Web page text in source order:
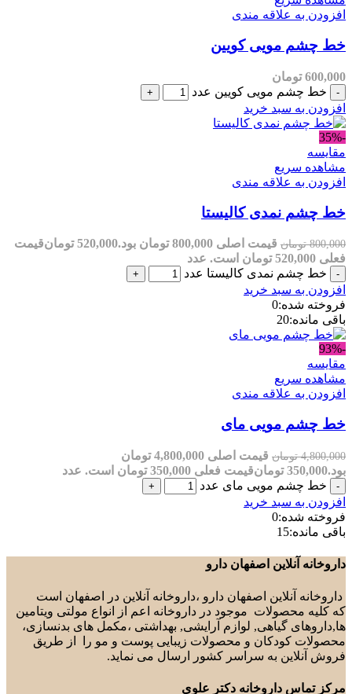
مندی
کویین
مویی کویین عدد
خرید
مندی
کالیستا
قیمت اصلی 800,000 تومان بود. 520,000 تومانقیمت
عدد
نمدی کالیستا عدد
خرید
0
20
مندی
مای
قیمت اصلی 4,800,000 تومان
تومانقیمت فعلی 350,000 تومان است.
عدد
مویی مای عدد
خرید
0
15
اصفهان دارو
اصفهان دارو ،داروخانه آنلاین در اصفهان است
موجود در داروخانه اعم از انواع مولتی ویتامین
گیاهی, لوازم آرایشی, بهداشتی ،مکمل های بدنسازی،
و محصولات زیبایی پوست و مو را از طریق
به سراسر کشور ارسال می نماید.
دکتر علوی